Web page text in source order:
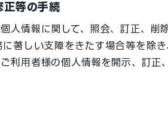
正等の手続
人情報に関して、照会、訂正、
著しい支障をきたす場合等を除
利用者様の個人情報を開示、訂正